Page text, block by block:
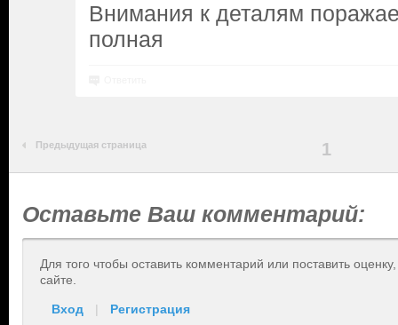
Внимания к деталям
полная
Предыдущая страница 1
Оставьте Ваш комментарий:
Для того чтобы оставить комментарий или поставить
сайте.
Вход | Регистрация